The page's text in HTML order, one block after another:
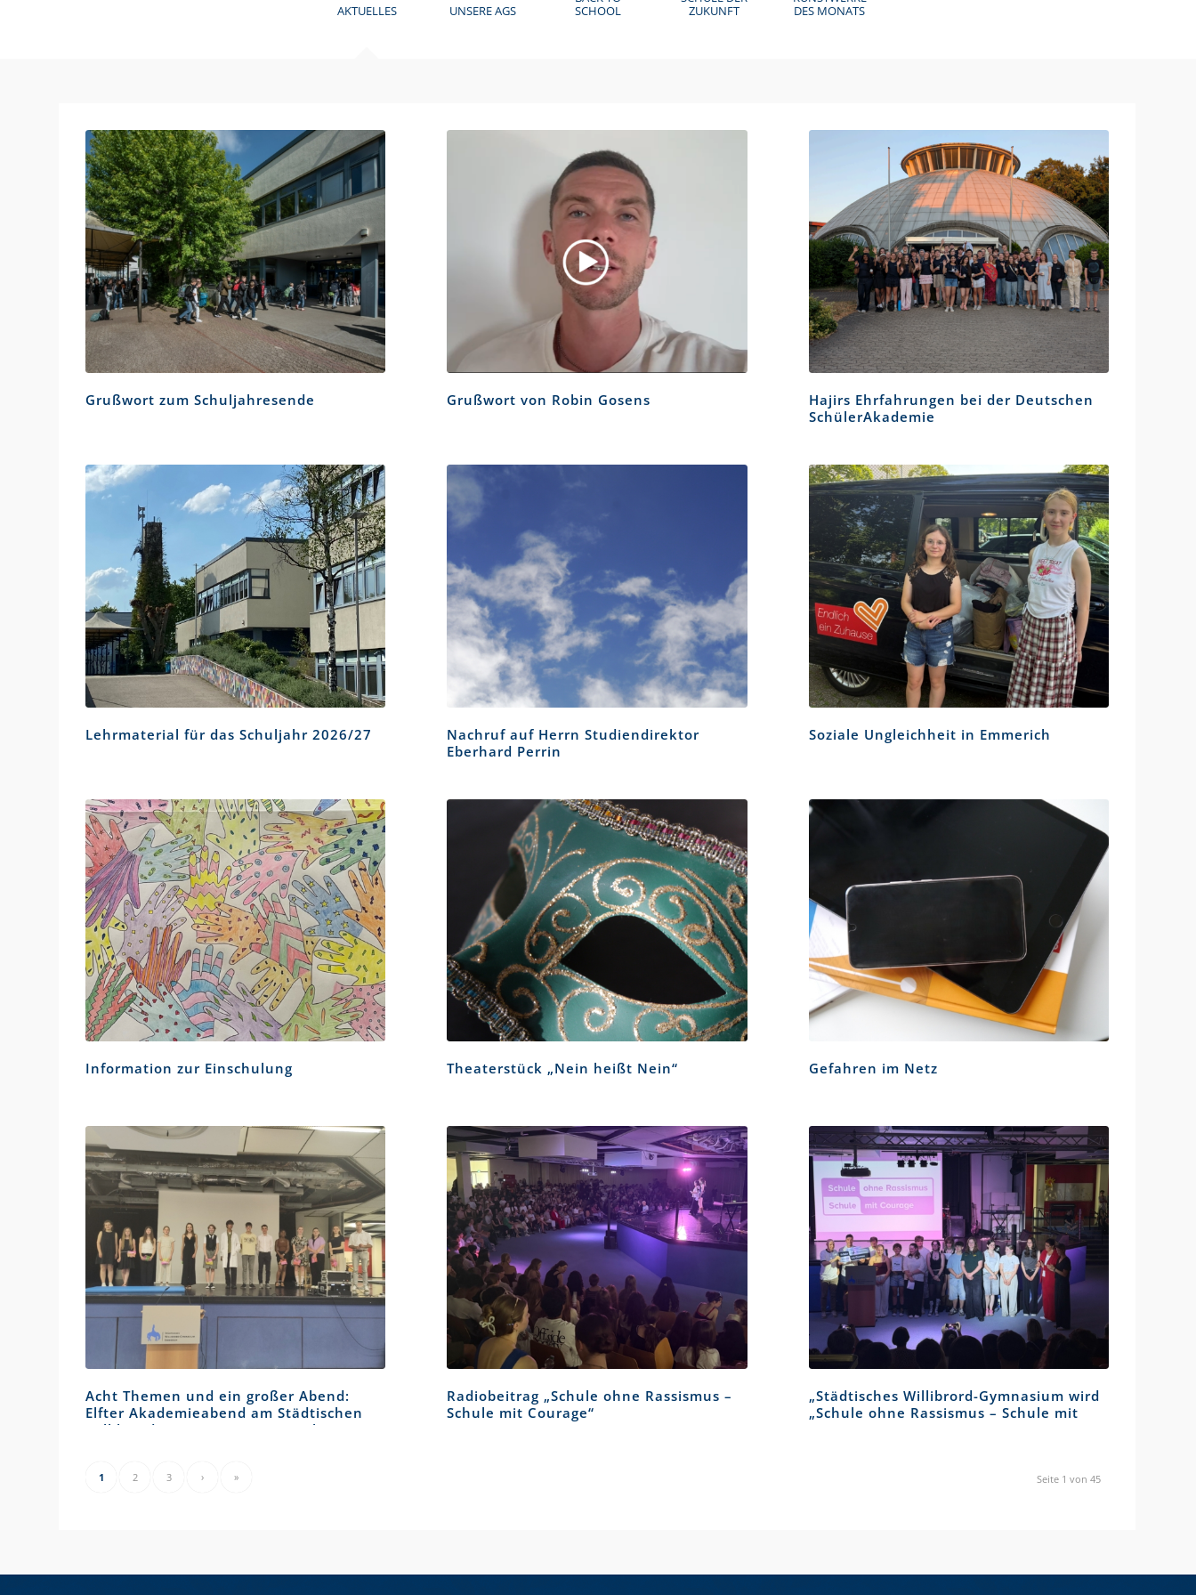
AKTUELLES UNSERE AGS
SCHOOL
ZUKUNFT
DES MONATS
Grußwort zum Schuljahresende Grußwort von Robin Gosens
Hajirs Ehrfahrungen bei der Deutschen
SchülerAkademie
Lehrmaterial für das Schuljahr 2026/27
Nachruf auf Herrn Studiendirektor
Eberhard Perrin
Soziale Ungleichheit in Emmerich
Information zur Einschulung Theaterstück „Nein heißt Nein“ Gefahren im Netz
Acht Themen und ein großer Abend:
Elfter Akademieabend am Städtischen
Willibrord-Gymnasium Emmerich
Radiobeitrag „Schule ohne Rassismus –
Schule mit Courage“
„Städtisches Willibrord-Gymnasium wird
„Schule ohne Rassismus – Schule mit
Seite 1 von 45
1 2 3 › »